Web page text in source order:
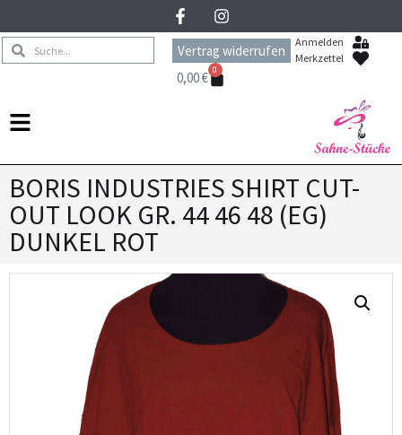
Vertrag widerrufen
Anmelden
Merkzettel
0,00€ 0
BORIS INDUSTRIES SHIRT CUT-
OUT LOOK GR. 44 46 48 (EG)
DUNKEL ROT